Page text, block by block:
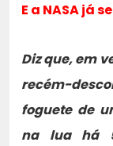
E a NASA já
Diz que, em
recém-
foguete de
na lua há